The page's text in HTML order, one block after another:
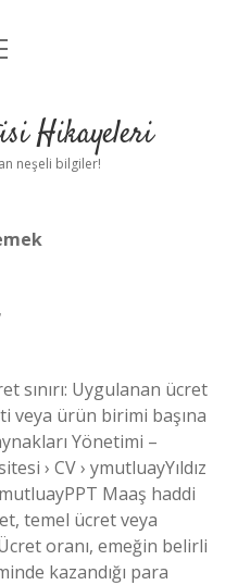
Hikayeleri
neşeli bilgiler!
sınırı: Uygulanan ücret
veya ürün birimi başına
Yönetimi –
› CV › ymutluayYıldız
Maaş haddi
temel ücret veya
oranı, emeğin belirli
kazandığı para